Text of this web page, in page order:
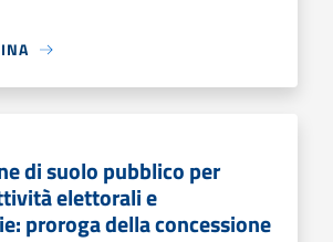
di suolo pubblico per
elettorali e
proroga della concessione